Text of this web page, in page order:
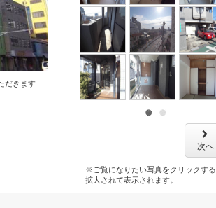
だきます
次へ
※ご覧になりたい写真をクリックする
拡大されて表示されます。